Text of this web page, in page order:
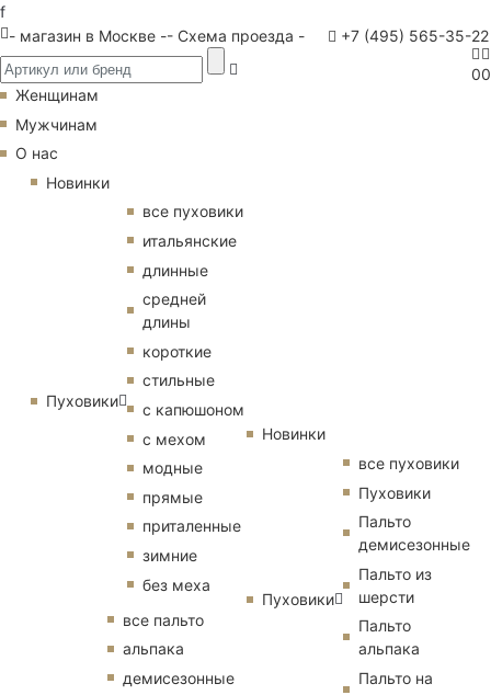
f
- магазин в Москве -- Схема проезда - +7 (495) 565-35-22
00
Женщинам
Мужчинам
О нас
Новинки
Пуховики
все пуховики
итальянские
длинные
средней
длины
короткие
стильные
с капюшоном
с мехом
модные
прямые
приталенные
зимние
без меха
все пальто
альпака
демисезонные
Новинки
Пуховики
все пуховики
Пуховики
Пальто
демисезонные
Пальто из
шерсти
Пальто
альпака
Пальто на